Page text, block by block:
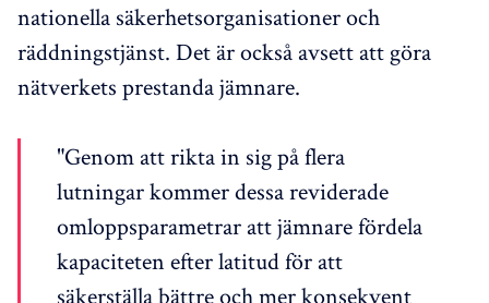
nationella säkerhetsorganisationer och
räddningstjänst. Det är också avsett att göra
nätverkets prestanda jämnare.
"Genom att rikta in sig på flera
lutningar kommer dessa reviderade
omloppsparametrar att jämnare fördela
kapaciteten efter latitud för att
säkerställa bättre och mer konsekvent